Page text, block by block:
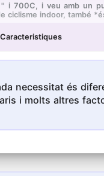
700C, i veu amb un
ciclisme indoor, també
gruix adequat.
necessitat és
i molts altres